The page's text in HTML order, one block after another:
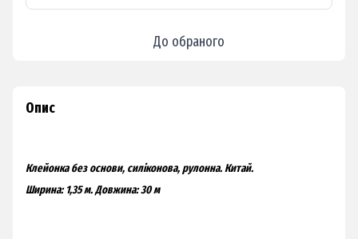
До обраного
Опис
Клейонка без основи, силіконова, рулонна. Китай.
Ширина: 1,35 м.Довжина: 30 м